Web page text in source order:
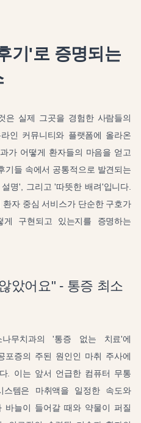
기'로 증명되는
은 실제 그곳을 경험한 사람들의
인 커뮤니티와 플랫폼에 올라온
가 어떻게 환자들의 마음을 얻고
기들 속에서 공통적으로 발견되는
명', 그리고 '따뜻한 배려'입니다.
자 중심 서비스가 단순한 구호가
구현되고 있는지를 증명하는
았어요" - 통증 최소
무치과의 '통증 없는 치료'에
포증의 주된 원인인 마취 주사에
. 이는 앞서 언급한 컴퓨터 무통
템은 마취액을 일정한 속도와
바늘이 들어갈 때와 약물이 퍼질